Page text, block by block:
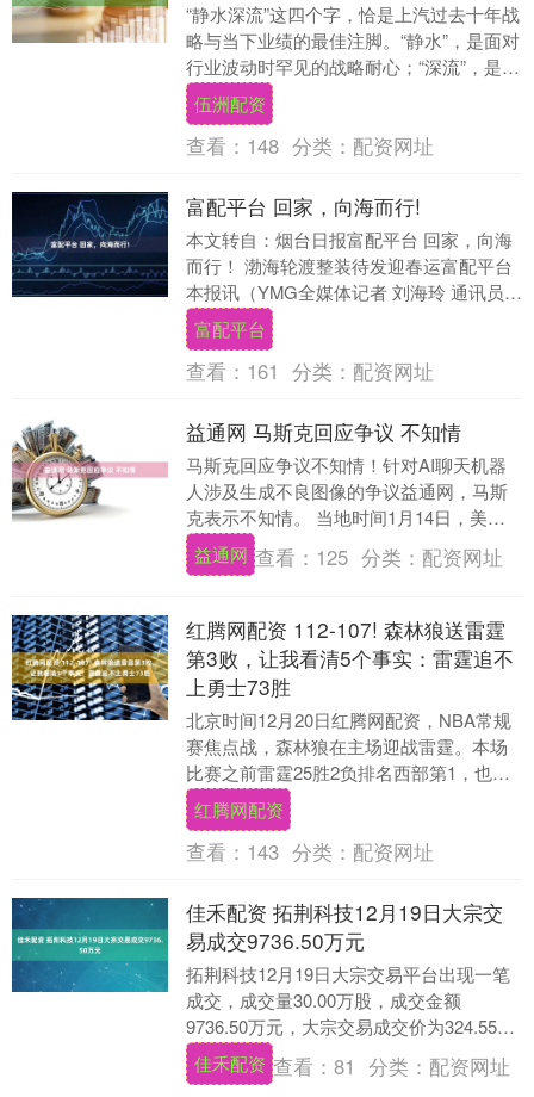
“静水深流”这四个字，恰是上汽过去十年战
略与当下业绩的最佳注脚。“静水”，是面对
行业波动时罕见的战略耐心；“深流”，是向
技术、组织与全球市场纵深贯穿的坚韧投
入。....
伍洲配资
查看： 148 分类： 配资网址
富配平台 回家，向海而行!
本文转自：烟台日报富配平台 回家，向海
而行！ 渤海轮渡整装待发迎春运富配平台
本报讯（YMG全媒体记者 刘海玲 通讯员
王乙婷 摄影报道）2026年春运将于2月....
富配平台
查看： 161 分类： 配资网址
益通网 马斯克回应争议 不知情
马斯克回应争议不知情！针对AI聊天机器
人涉及生成不良图像的争议益通网，马斯
克表示不知情。 当地时间1月14日，美国
企业家埃隆·马斯克就其旗下人工智能企业
xAI的....
益通网 查看： 125 分类： 配资网址
红腾网配资 112-107! 森林狼送雷霆
第3败，让我看清5个事实：雷霆追不
上勇士73胜
北京时间12月20日红腾网配资，NBA常规
赛焦点战，森林狼在主场迎战雷霆。本场
比赛之前雷霆25胜2负排名西部第1，也是
全联盟战绩最好的球队红腾网配资，而森
林狼则....
红腾网配资
查看： 143 分类： 配资网址
佳禾配资 拓荆科技12月19日大宗交
易成交9736.50万元
拓荆科技12月19日大宗交易平台出现一笔
成交，成交量30.00万股，成交金额
9736.50万元，大宗交易成交价为324.55元
佳禾配资，相对今日收盘价折价0.9....
佳禾配资 查看：81 分类： 配资网址